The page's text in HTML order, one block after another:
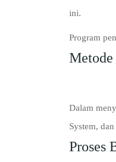
ini.
Program
Metode
Dalam
System,
Proses